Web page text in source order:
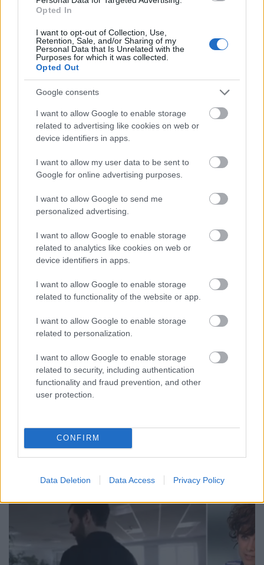
Opted In
I want to opt-out of Collection, Use,
Retention, Sale, and/or Sharing of my
Personal Data that Is Unrelated with the
Purposes for which it was collected.
Opted Out
Google consents
I want to allow Google to enable storage
related to advertising like cookies on web or
device identifiers in apps.
I want to allow my user data to be sent to
Google for online advertising purposes.
I want to allow Google to send me
personalized advertising.
I want to allow Google to enable storage
related to analytics like cookies on web or
device identifiers in apps.
I want to allow Google to enable storage
related to functionality of the website or app.
I want to allow Google to enable storage
related to personalization.
I want to allow Google to enable storage
related to security, including authentication
functionality and fraud prevention, and other
user protection.
CONFIRM
Data Deletion Data Access Privacy Policy
pártok plakátolási lehetőségeit. A törvény tehát
elbukott az egyharmados ellenzéki ellenálláson.
Majd Áder János visszaküldte a törvény egyszerű
többséggel elfogadott részét, mert az a
kétharmados…
„Mindenkinek eljön egyszer az a
pont, ahol azt mondja, elég” – ezért
tüntetnek holnap a mentősök
DiószegiHorváthNóra•2017. május 30.
Műszak műszak hátán, másod- és harmadállások,
alacsony megbecsültség, folyamatos áltatás – ez ma
egy mentős élete Magyarországon. Mindehhez pedig
jött még a miniszter vicce, egy kis lejárató kampány
jóvoltából, majd a főigazgatótól néhány intő szó,